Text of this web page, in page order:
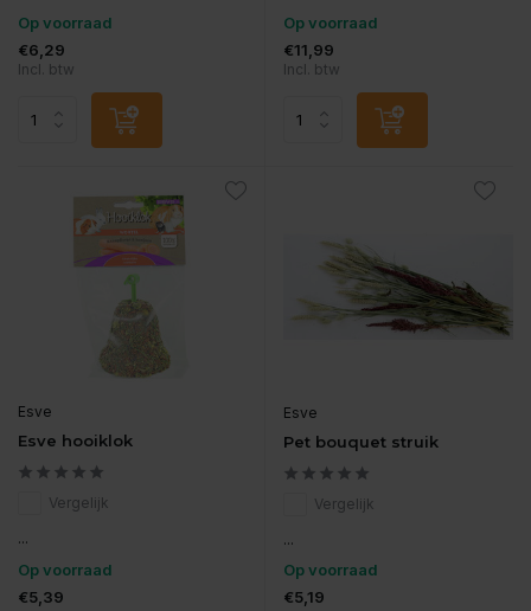
Op voorraad
€6,29
Incl. btw
Op voorraad
€11,99
Incl. btw
Esve
Esve hooiklok
Vergelijk
...
Op voorraad
€5,39
Esve
Pet bouquet struik
Vergelijk
...
Op voorraad
€5,19